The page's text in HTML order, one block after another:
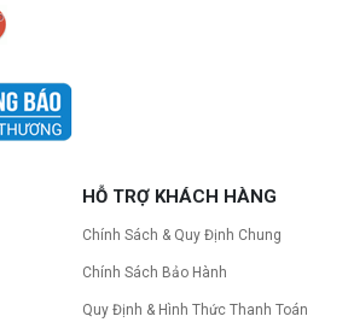
copy nhanh.
tăng hiệu năng tối đa? Xem ngay thứ tự ưu tiên
nâng cấp linh kiện PC chi tiết trong bài viết này!
nhân và Cách khắc phục
Tình trạng PC gaming nóng quạt kêu to khiến
máy giật lag, giảm tuổi thọ? Tìm hiểu ngay
nguyên nhân và cách khắc phục hiệu quả để máy
CPU AMD Ryzen 7 7700X3D full box mới
HỖ TRỢ KHÁCH HÀNG
Chính Sách & Quy Định Chung
Chính Sách Bảo Hành
Quy Định & Hình Thức Thanh Toán